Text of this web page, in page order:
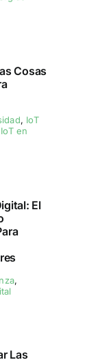
Cosas
, IoT
IoT en
El
,
Las